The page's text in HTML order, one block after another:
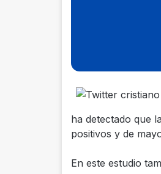
ha detectado que
positivos y de
En este estudio